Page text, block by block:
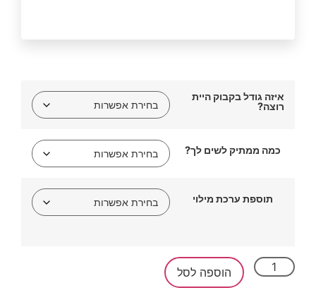
איזה גודל בקבוק היית
רוצה?
כמה ממתיק לשים לך?
תוספת ערכת מילוי
הוספה לסל